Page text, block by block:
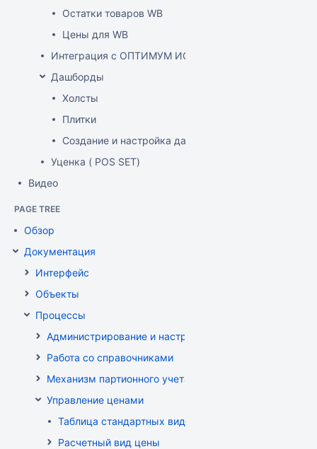
Остатки товаров WB
Цены для WB
Интеграция с ОПТИМУМ ИСУМТ
Дашборды
Холсты
Плитки
Создание и настройка дашборда
Уценка ( POS SET)
Видео
PAGE TREE
Обзор
Документация
Интерфейс
Объекты
Процессы
Администрирование и настройка
Работа со справочниками
Механизм партионного учета
Управление ценами
Таблица стандартных видов цен
Расчетный вид цены